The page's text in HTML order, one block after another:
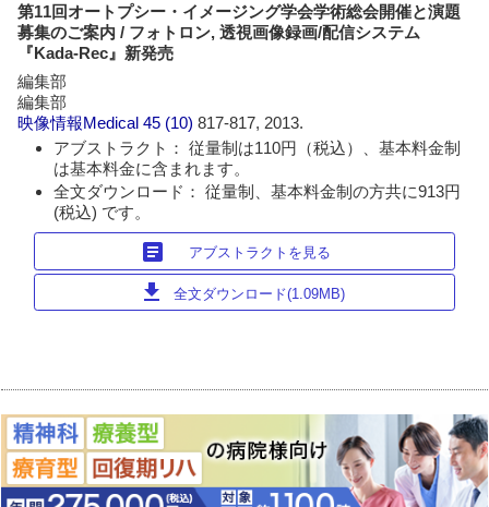
第11回オートプシー・イメージング学会学術総会開催と演題
募集のご案内 / フォトロン, 透視画像録画/配信システム
『Kada-Rec』新発売
編集部
編集部
映像情報Medical 45 (10)817-817, 2013.
アブストラクト： 従量制は110円（税込）、基本料金制
は基本料金に含まれます。
全文ダウンロード： 従量制、基本料金制の方共に913円
(税込) です。
article アブストラクトを見る
download 全文ダウンロード(1.09MB)